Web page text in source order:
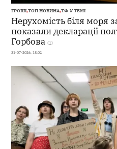
ГРОШІ,ТОП НОВИНА,ТФ У ТЕМІ
Нерухомість біля моря
показали декларації
Горбова (1)
31-07-2026, 18:02